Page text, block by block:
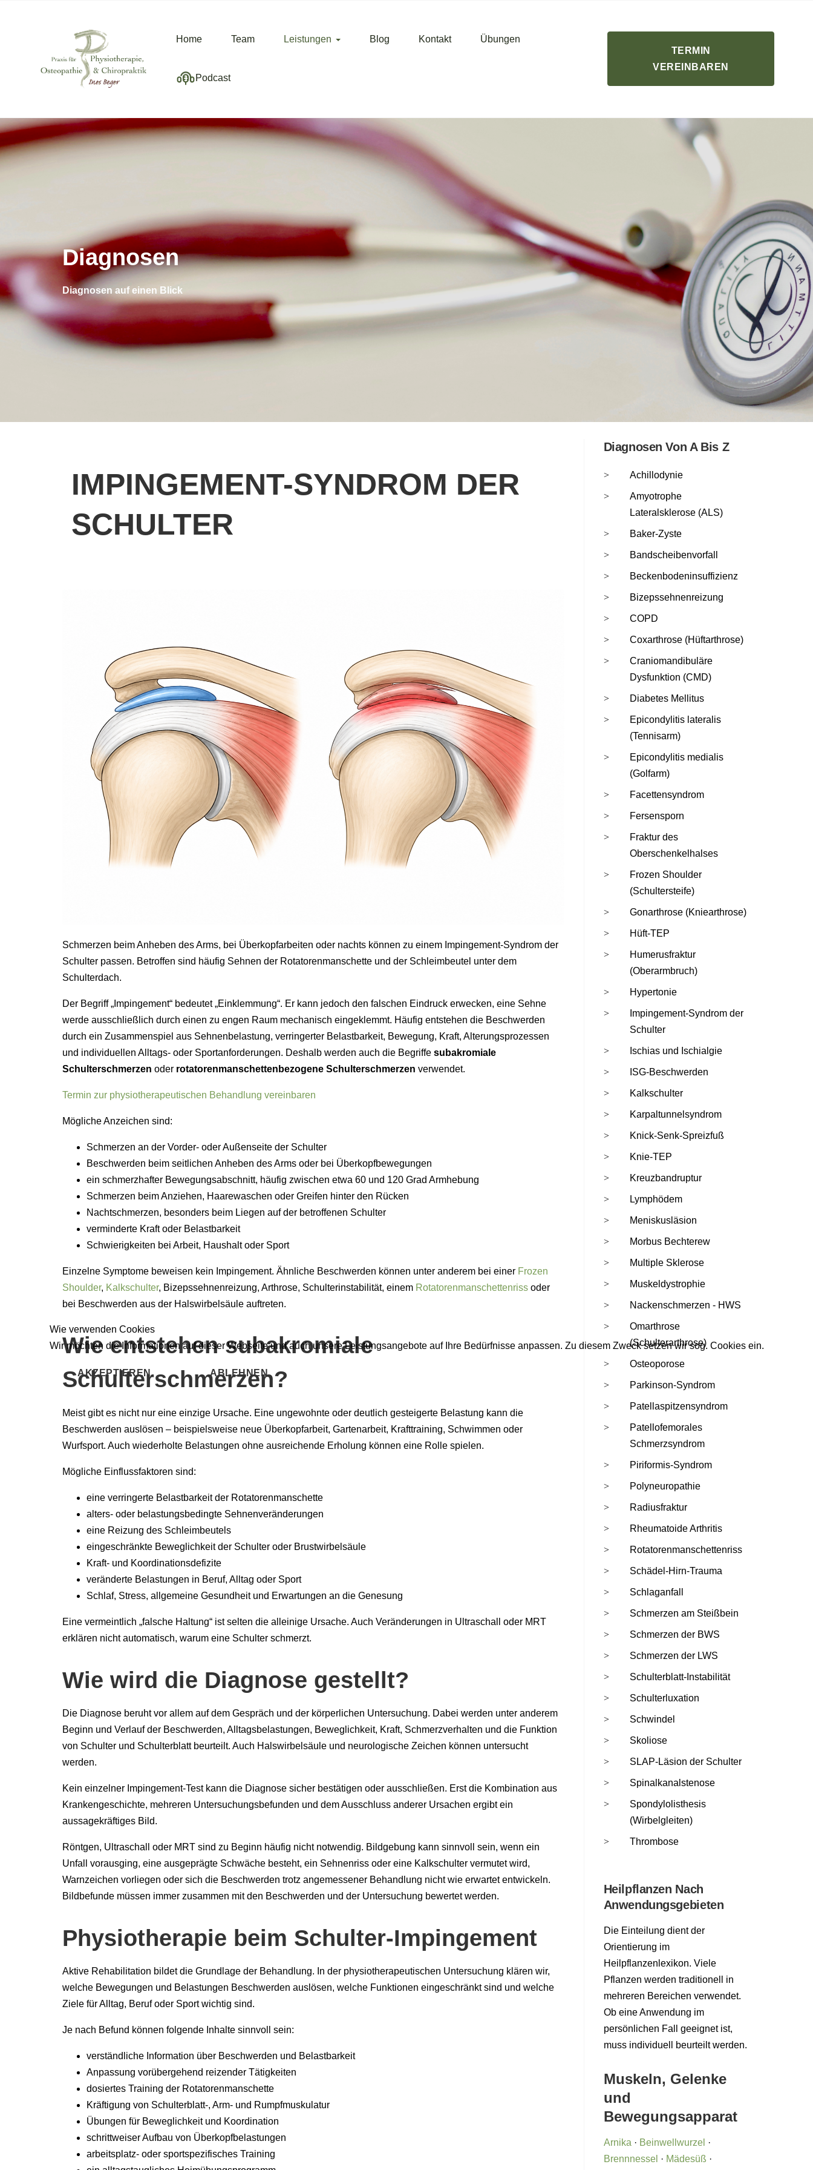
Home Team Leistungen Blog Kontakt Übungen
Podcast
TERMIN
VEREINBAREN
Diagnosen
Diagnosen auf einen Blick
IMPINGEMENT-SYNDROM DER
SCHULTER
Schmerzen beim Anheben des Arms, bei Überkopfarbeiten oder nachts können zu einem Impingement-Syndrom der
Schulter passen. Betroffen sind häufig Sehnen der Rotatorenmanschette und der Schleimbeutel unter dem
Schulterdach.
Der Begriff „Impingement“ bedeutet „Einklemmung“. Er kann jedoch den falschen Eindruck erwecken, eine Sehne
werde ausschließlich durch einen zu engen Raum mechanisch eingeklemmt. Häufig entstehen die Beschwerden
durch ein Zusammenspiel aus Sehnenbelastung, verringerter Belastbarkeit, Bewegung, Kraft, Alterungsprozessen
und individuellen Alltags- oder Sportanforderungen. Deshalb werden auch die Begriffe subakromiale
Schulterschmerzen oder rotatorenmanschettenbezogene Schulterschmerzen verwendet.
Termin zur physiotherapeutischen Behandlung vereinbaren
Mögliche Anzeichen sind:
Schmerzen an der Vorder- oder Außenseite der Schulter
Beschwerden beim seitlichen Anheben des Arms oder bei Überkopfbewegungen
ein schmerzhafter Bewegungsabschnitt, häufig zwischen etwa 60 und 120 Grad Armhebung
Schmerzen beim Anziehen, Haarewaschen oder Greifen hinter den Rücken
Nachtschmerzen, besonders beim Liegen auf der betroffenen Schulter
verminderte Kraft oder Belastbarkeit
Schwierigkeiten bei Arbeit, Haushalt oder Sport
Einzelne Symptome beweisen kein Impingement. Ähnliche Beschwerden können unter anderem bei einer Frozen
Shoulder, Kalkschulter, Bizepssehnenreizung, Arthrose, Schulterinstabilität, einem Rotatorenmanschettenriss oder
bei Beschwerden aus der Halswirbelsäule auftreten.
Wie entstehen subakromiale
Schulterschmerzen?
Meist gibt es nicht nur eine einzige Ursache. Eine ungewohnte oder deutlich gesteigerte Belastung kann die
Beschwerden auslösen – beispielsweise neue Überkopfarbeit, Gartenarbeit, Krafttraining, Schwimmen oder
Wurfsport. Auch wiederholte Belastungen ohne ausreichende Erholung können eine Rolle spielen.
Mögliche Einflussfaktoren sind:
eine verringerte Belastbarkeit der Rotatorenmanschette
alters- oder belastungsbedingte Sehnenveränderungen
eine Reizung des Schleimbeutels
eingeschränkte Beweglichkeit der Schulter oder Brustwirbelsäule
Kraft- und Koordinationsdefizite
veränderte Belastungen in Beruf, Alltag oder Sport
Schlaf, Stress, allgemeine Gesundheit und Erwartungen an die Genesung
Eine vermeintlich „falsche Haltung“ ist selten die alleinige Ursache. Auch Veränderungen in Ultraschall oder MRT
erklären nicht automatisch, warum eine Schulter schmerzt.
Wie wird die Diagnose gestellt?
Die Diagnose beruht vor allem auf dem Gespräch und der körperlichen Untersuchung. Dabei werden unter anderem
Beginn und Verlauf der Beschwerden, Alltagsbelastungen, Beweglichkeit, Kraft, Schmerzverhalten und die Funktion
von Schulter und Schulterblatt beurteilt. Auch Halswirbelsäule und neurologische Zeichen können untersucht
werden.
Kein einzelner Impingement-Test kann die Diagnose sicher bestätigen oder ausschließen. Erst die Kombination aus
Krankengeschichte, mehreren Untersuchungsbefunden und dem Ausschluss anderer Ursachen ergibt ein
aussagekräftiges Bild.
Röntgen, Ultraschall oder MRT sind zu Beginn häufig nicht notwendig. Bildgebung kann sinnvoll sein, wenn ein
Unfall vorausging, eine ausgeprägte Schwäche besteht, ein Sehnenriss oder eine Kalkschulter vermutet wird,
Warnzeichen vorliegen oder sich die Beschwerden trotz angemessener Behandlung nicht wie erwartet entwickeln.
Bildbefunde müssen immer zusammen mit den Beschwerden und der Untersuchung bewertet werden.
Physiotherapie beim Schulter-Impingement
Aktive Rehabilitation bildet die Grundlage der Behandlung. In der physiotherapeutischen Untersuchung klären wir,
welche Bewegungen und Belastungen Beschwerden auslösen, welche Funktionen eingeschränkt sind und welche
Ziele für Alltag, Beruf oder Sport wichtig sind.
Je nach Befund können folgende Inhalte sinnvoll sein:
verständliche Information über Beschwerden und Belastbarkeit
Anpassung vorübergehend reizender Tätigkeiten
dosiertes Training der Rotatorenmanschette
Kräftigung von Schulterblatt-, Arm- und Rumpfmuskulatur
Übungen für Beweglichkeit und Koordination
schrittweiser Aufbau von Überkopfbelastungen
arbeitsplatz- oder sportspezifisches Training
Diagnosen Von A Bis Z
Achillodynie
Amyotrophe
Lateralsklerose (ALS)
Baker-Zyste
Bandscheibenvorfall
Beckenbodeninsuffizienz
Bizepssehnenreizung
COPD
Coxarthrose (Hüftarthrose)
Craniomandibuläre
Dysfunktion (CMD)
Diabetes Mellitus
Epicondylitis lateralis
(Tennisarm)
Epicondylitis medialis
(Golfarm)
Facettensyndrom
Fersensporn
Fraktur des
Oberschenkelhalses
Frozen Shoulder
(Schultersteife)
Gonarthrose (Kniearthrose)
Hüft-TEP
Humerusfraktur
(Oberarmbruch)
Hypertonie
Impingement-Syndrom der
Schulter
Ischias und Ischialgie
ISG-Beschwerden
Kalkschulter
Karpaltunnelsyndrom
Knick-Senk-Spreizfuß
Knie-TEP
Kreuzbandruptur
Lymphödem
Meniskusläsion
Morbus Bechterew
Multiple Sklerose
Muskeldystrophie
Nackenschmerzen - HWS
Omarthrose
(Schulterarthrose)
Osteoporose
Parkinson-Syndrom
Patellaspitzensyndrom
Patellofemorales
Schmerzsyndrom
Piriformis-Syndrom
Polyneuropathie
Radiusfraktur
Rheumatoide Arthritis
Rotatorenmanschettenriss
Schädel-Hirn-Trauma
Schlaganfall
Schmerzen am Steißbein
Schmerzen der BWS
Schmerzen der LWS
Schulterblatt-Instabilität
Schulterluxation
Schwindel
Skoliose
SLAP-Läsion der Schulter
Spinalkanalstenose
Spondylolisthesis
(Wirbelgleiten)
Thrombose
Heilpflanzen Nach
Anwendungsgebieten
Die Einteilung dient der
Orientierung im
Heilpflanzenlexikon. Viele
Pflanzen werden traditionell in
mehreren Bereichen verwendet.
Ob eine Anwendung im
persönlichen Fall geeignet ist,
muss individuell beurteilt werden.
Muskeln, Gelenke
und
Bewegungsapparat
Arnika · Beinwellwurzel ·
Brennnessel · Mädesüß ·
Wie verwenden Cookies
Wir möchten die Informationen auf dieser Webseite und auch unsere Leistungsangebote auf Ihre Bedürfnisse anpassen. Zu diesem Zweck setzen wir sog. Cookies ein.
AKZEPTIEREN ABLEHNEN